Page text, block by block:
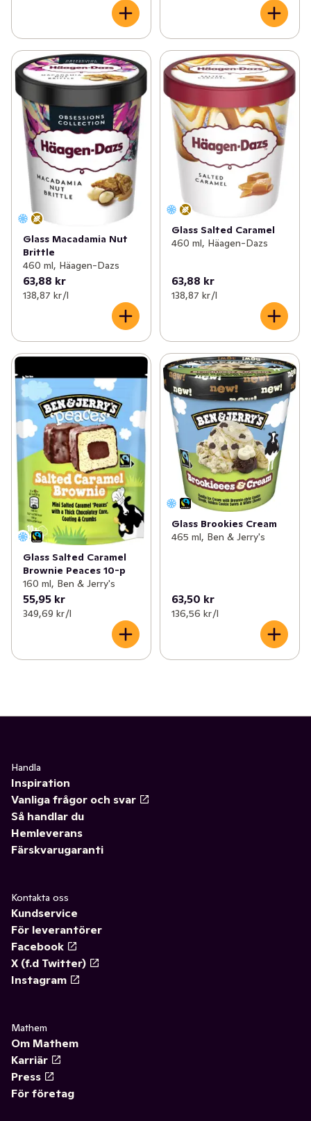
Glass Macadamia Nut
Brittle
460 ml, Häagen-Dazs
63,88 kr
138,87 kr /l
Glass Salted Caramel
460 ml, Häagen-Dazs
63,88 kr
138,87 kr /l
Glass Salted Caramel
Brownie Peaces 10-p
160 ml, Ben & Jerry's
55,95 kr
349,69 kr /l
Glass Brookies Cream
465 ml, Ben & Jerry's
63,50 kr
136,56 kr /l
Handla
Inspiration
Vanliga frågor och svar
Så handlar du
Hemleverans
Färskvarugaranti
Kontakta oss
Kundservice
För leverantörer
Facebook
X (f.d Twitter)
Instagram
Mathem
Om Mathem
Karriär
Press
För företag